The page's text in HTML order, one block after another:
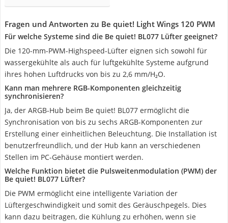
Fragen und Antworten zu Be quiet! Light Wings 120 PWM
Für welche Systeme sind die Be quiet! BL077 Lüfter geeignet?
Die 120-mm-PWM-Highspeed-Lüfter eignen sich sowohl für
wassergekühlte als auch für luftgekühlte Systeme aufgrund
ihres hohen Luftdrucks von bis zu 2,6 mm/H₂O.
Kann man mehrere RGB-Komponenten gleichzeitig
synchronisieren?
Ja, der ARGB-Hub beim Be quiet! BL077 ermöglicht die
Synchronisation von bis zu sechs ARGB-Komponenten zur
Erstellung einer einheitlichen Beleuchtung. Die Installation ist
benutzerfreundlich, und der Hub kann an verschiedenen
Stellen im PC-Gehäuse montiert werden.
Welche Funktion bietet die Pulsweitenmodulation (PWM) der
Be quiet! BL077 Lüfter?
Die PWM ermöglicht eine intelligente Variation der
Lüftergeschwindigkeit und somit des Geräuschpegels. Dies
kann dazu beitragen, die Kühlung zu erhöhen, wenn sie